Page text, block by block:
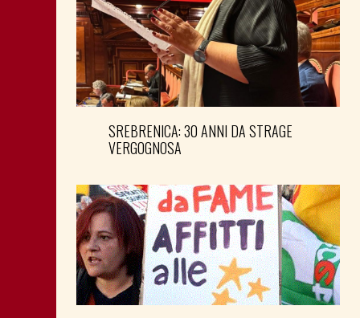
SREBRENICA: 30 ANNI DA STRAGE
VERGOGNOSA